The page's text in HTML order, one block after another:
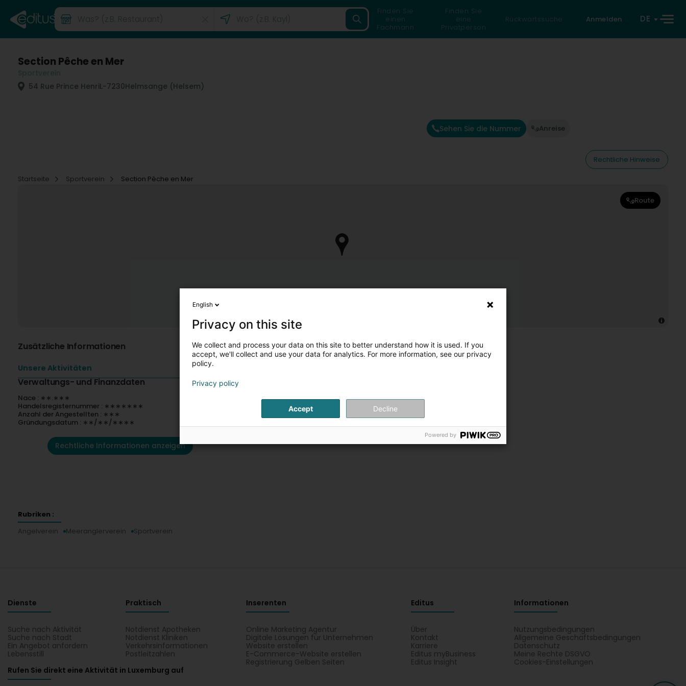
Finden Sie
einen
Fachmann
Finden Sie
eine
Privatperson
Rückwärtssuche Anmelden DE
Section Pêche en Mer
54 Rue Prince HenriL-7230Helmsange (Helsem)
Sehen Sie die Nummer Anreise
Rechtliche Hinweise
Startseite
Sportverein Section Pêche en Mer
Route
Zusätzliche Informationen
Unsere Aktivitäten
Verwaltungs- und Finanzdaten
Nace : ∗∗.∗∗∗
Handelsregisternummer : ∗∗∗∗∗∗∗
Anzahl der Angestellten : ∗∗∗
Gründungsdatum : ∗∗/∗∗/∗∗∗∗
Rechtliche Informationen anzeigen
Rubriken :
Angelverein
Meeranglerverein Sportverein
Dienste
Suche nach Aktivität
Suche nach Stadt
Ein Angebot anfordern
Lebensstill
Praktisch
Notdienst Apotheken
Notdienst Kliniken
Verkehrsinformationen
Postleitzahlen
Inserenten
Online Marketing Agentur
Digitale Lösungen für Unternehmen
Website erstellen
E-Commerce-Website erstellen
Registrierung Gelben Seiten
Editus
Über
Kontakt
Karriere
Editus myBusiness
Editus Insight
Informationen
Nutzungsbedingungen
Allgemeine Geschäftsbedingungen
Datenschutz
Meine Rechte DSGVO
Cookies-Einstellungen
Rufen Sie direkt eine Aktivität in Luxemburg auf
English
Privacy on this site
We collect and process your data on this site to better understand how it is used. If you
accept, we'll collect and use your data for analytics. For more information, see our privacy
policy.
Privacy policy
Accept Decline
Powered by